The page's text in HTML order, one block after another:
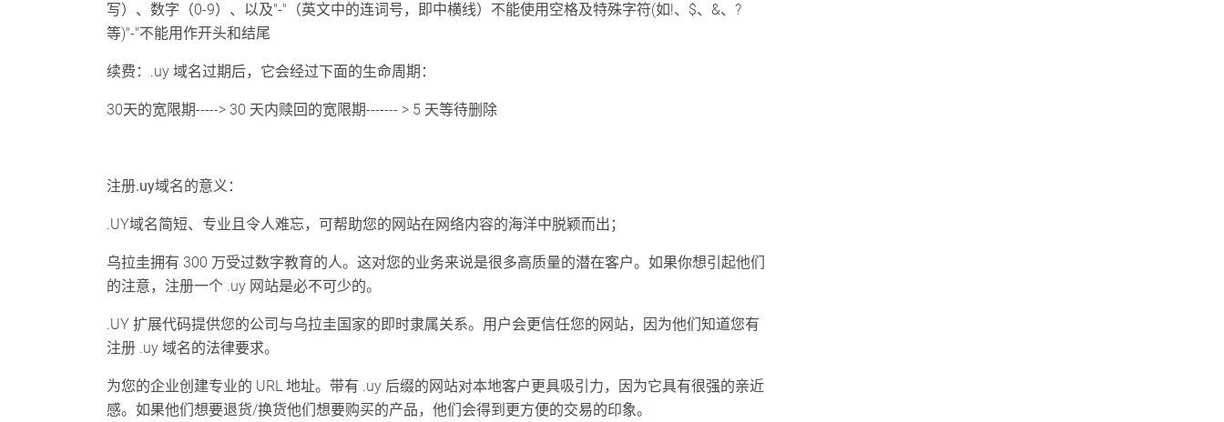
写）、数字（0-9）、以及"-"（英文中的连词号，即中横线）不能使用空格及特殊字符(如!、$、&、?
等)"-"不能用作开头和结尾
续费：.uy 域名过期后，它会经过下面的生命周期：
30天的宽限期-----> 30 天内赎回的宽限期------- > 5 天等待删除
注册.uy域名的意义：
.UY域名简短、专业且令人难忘，可帮助您的网站在网络内容的海洋中脱颖而出；
乌拉圭拥有 300 万受过数字教育的人。这对您的业务来说是很多高质量的潜在客户。如果你想引起他们
的注意，注册一个 .uy 网站是必不可少的。
.UY 扩展代码提供您的公司与乌拉圭国家的即时隶属关系。用户会更信任您的网站，因为他们知道您有
注册 .uy 域名的法律要求。
为您的企业创建专业的 URL 地址。带有 .uy 后缀的网站对本地客户更具吸引力，因为它具有很强的亲近
感。如果他们想要退货/换货他们想要购买的产品，他们会得到更方便的交易的印象。